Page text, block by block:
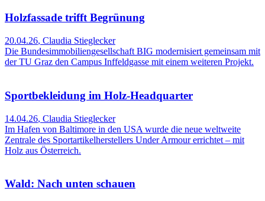
Holzfassade trifft Begrünung
20.04.26, Claudia Stieglecker
Die Bundesimmobiliengesellschaft BIG modernisiert gemeinsam mit
der TU Graz den Campus Inffeldgasse mit einem weiteren Projekt.
Sportbekleidung im Holz-Headquarter
14.04.26, Claudia Stieglecker
Im Hafen von Baltimore in den USA wurde die neue weltweite
Zentrale des Sportartikelherstellers Under Armour errichtet – mit
Holz aus Österreich.
Wald: Nach unten schauen